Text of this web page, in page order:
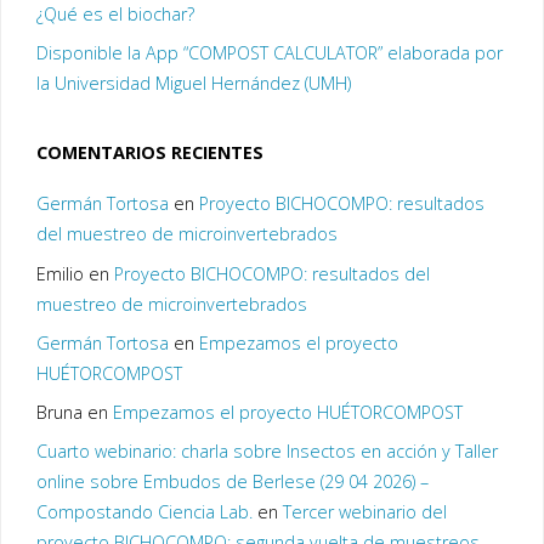
¿Qué es el biochar?
Disponible la App “COMPOST CALCULATOR” elaborada por
la Universidad Miguel Hernández (UMH)
COMENTARIOS RECIENTES
Germán Tortosa en Proyecto BICHOCOMPO: resultados
del muestreo de microinvertebrados
Emilio en Proyecto BICHOCOMPO: resultados del
muestreo de microinvertebrados
Germán Tortosa en Empezamos el proyecto
HUÉTORCOMPOST
Bruna en Empezamos el proyecto HUÉTORCOMPOST
Cuarto webinario: charla sobre Insectos en acción y Taller
online sobre Embudos de Berlese (29 04 2026) –
Compostando Ciencia Lab.enTercer webinario del